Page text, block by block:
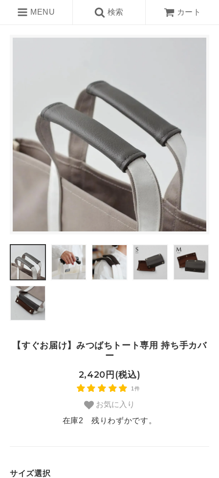
MENU 検索 カート
【すぐお届け】みつばちトート専用 持ち手カバ
ー
2,420円(税込)
1件
お気に入り
在庫2 残りわずかです。
サイズ選択